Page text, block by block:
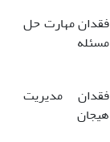
فقدان مهارت حل
مسئله
فقدان مدیریت
هیجان